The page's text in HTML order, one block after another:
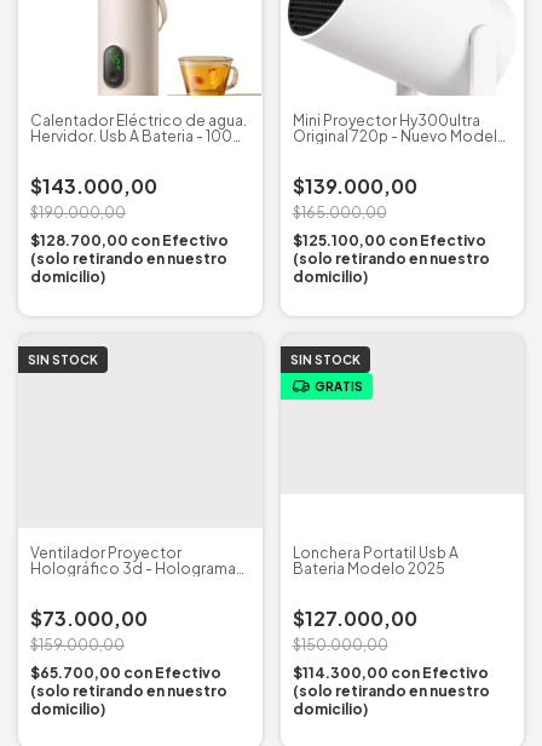
Calentador Eléctrico de agua.
Hervidor. Usb A Bateria - 100%
$143.000,00
$190.000,00
$128.700,00 con Efectivo
(solo retirando en nuestro
domicilio)
Mini Proyector Hy300ultra
Original 720p - Nuevo Modelo
$139.000,00
$165.000,00
$125.100,00 con Efectivo
(solo retirando en nuestro
domicilio)
SIN STOCK
Ventilador Proyector
Holográfico 3d - Holograma
$73.000,00
$159.000,00
$65.700,00 con Efectivo
(solo retirando en nuestro
domicilio)
SIN STOCK
GRATIS
Lonchera Portatil Usb A
Bateria Modelo 2025
$127.000,00
$150.000,00
$114.300,00 con Efectivo
(solo retirando en nuestro
domicilio)